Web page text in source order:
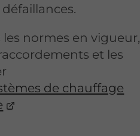
normes en vigueur,
et les
de chauffage